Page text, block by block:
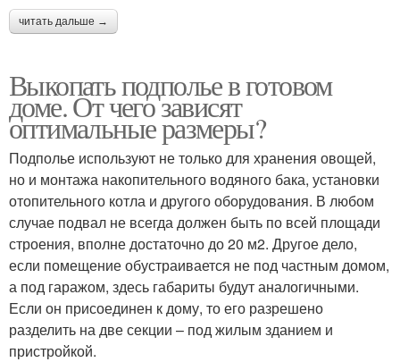
читать дальше →
Выкопать подполье в готовом
доме. От чего зависят
оптимальные размеры?
Подполье используют не только для хранения овощей,
но и монтажа накопительного водяного бака, установки
отопительного котла и другого оборудования. В любом
случае подвал не всегда должен быть по всей площади
строения, вполне достаточно до 20 м2. Другое дело,
если помещение обустраивается не под частным домом,
а под гаражом, здесь габариты будут аналогичными.
Если он присоединен к дому, то его разрешено
разделить на две секции – под жилым зданием и
пристройкой.